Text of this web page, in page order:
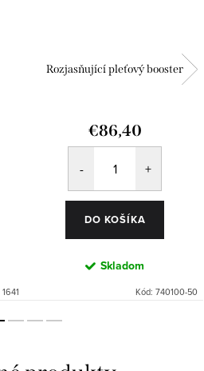
1641
Rozjasňující pleťový booster
€86,40
DO KOŠÍKA
Skladom
Kód: 740100-50